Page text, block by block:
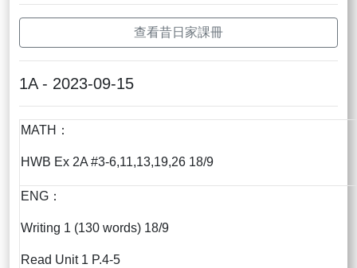
查看昔日家課冊
1A - 2023-09-15
MATH：
HWB Ex 2A #3-6,11,13,19,26 18/9
ENG：
Writing 1 (130 words) 18/9
Read Unit 1 P.4-5